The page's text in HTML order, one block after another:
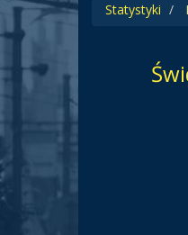
Statystyki